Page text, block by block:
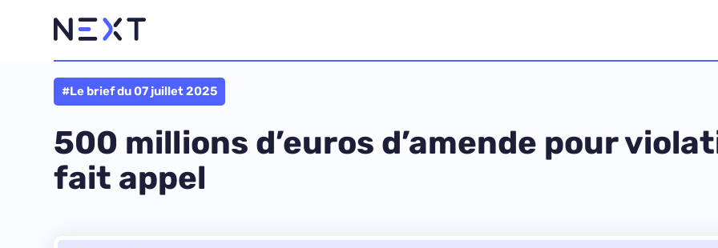
#Le brief du 07 juillet 2025
500 millions d’euros d’amende pour
fait appel